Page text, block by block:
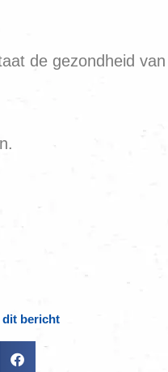
de gezondheid
dit bericht